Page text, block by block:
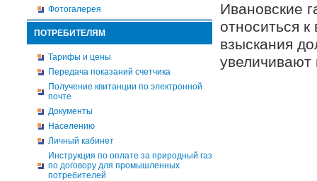
Фотогалерея
ПОТРЕБИТЕЛЯМ
Тарифы и цены
Передача показаний счетчика
Получение квитанции по электронной
почте
Документы
Населению
Личный кабинет
Инструкция по оплате за природный газ
по договору для промышленных
потребителей
Ивановские
относиться
взыскания